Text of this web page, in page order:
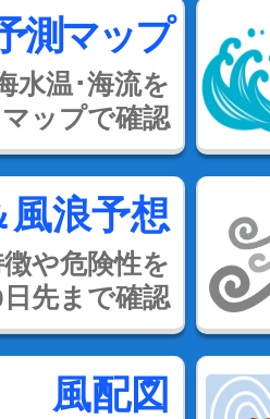
測マップ
水温･海流を
マップで確認
風浪予想
や危険性を
日先まで確認
風配図